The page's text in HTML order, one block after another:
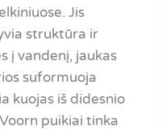
Jis
struktūra ir
į vandenį, jaukas
suformuoja
kuojas iš didesnio
puikiai tinka